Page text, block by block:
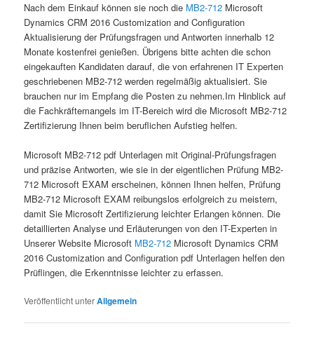
Nach dem Einkauf können sie noch die MB2-712 Microsoft
Dynamics CRM 2016 Customization and Configuration
Aktualisierung der Prüfungsfragen und Antworten innerhalb 12
Monate kostenfrei genießen. Übrigens bitte achten die schon
eingekauften Kandidaten darauf, die von erfahrenen IT Experten
geschriebenen MB2-712 werden regelmäßig aktualisiert. Sie
brauchen nur im Empfang die Posten zu nehmen.Im Hinblick auf
die Fachkräftemangels im IT-Bereich wird die Microsoft MB2-712
Zertifizierung Ihnen beim beruflichen Aufstieg helfen.
Microsoft MB2-712 pdf Unterlagen mit Original-Prüfungsfragen
und präzise Antworten, wie sie in der eigentlichen Prüfung MB2-
712 Microsoft EXAM erscheinen, können Ihnen helfen, Prüfung
MB2-712 Microsoft EXAM reibungslos erfolgreich zu meistern,
damit Sie Microsoft Zertifizierung leichter Erlangen können. Die
detaillierten Analyse und Erläuterungen von den IT-Experten in
Unserer Website Microsoft MB2-712 Microsoft Dynamics CRM
2016 Customization and Configuration pdf Unterlagen helfen den
Prüflingen, die Erkenntnisse leichter zu erfassen.
Veröffentlicht unterAllgemein